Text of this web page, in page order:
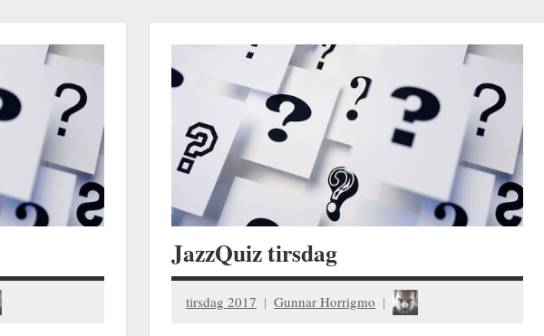
JazzQuiz tirsdag
tirsdag 2017 Gunnar Horrigmo